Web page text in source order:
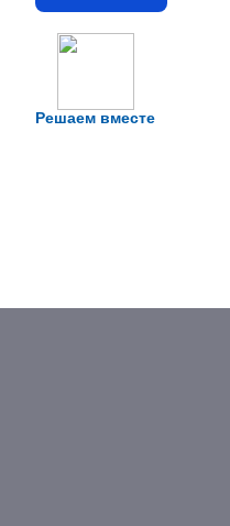
Решаем вместе